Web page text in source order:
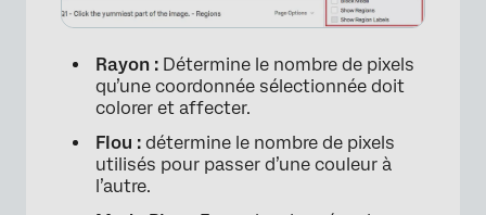
Rayon : Détermine le nombre de pixels
qu’une coordonnée sélectionnée doit
colorer et affecter.
Flou : détermine le nombre de pixels
utilisés pour passer d’une couleur à
l’autre.